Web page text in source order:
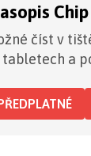
Chip
číst v
a